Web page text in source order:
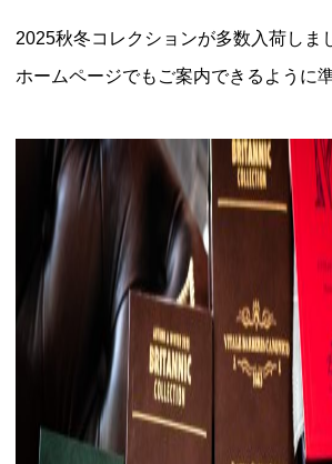
2025秋冬コレクションが多数入荷しま
ホームページでもご案内できるように